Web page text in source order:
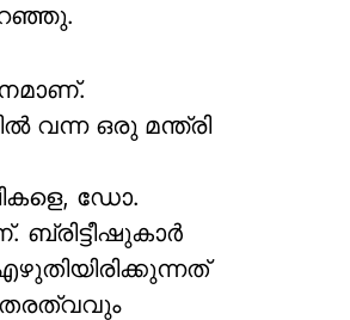
വന്ന ഒരു മന്ത്രി
ഡോ.